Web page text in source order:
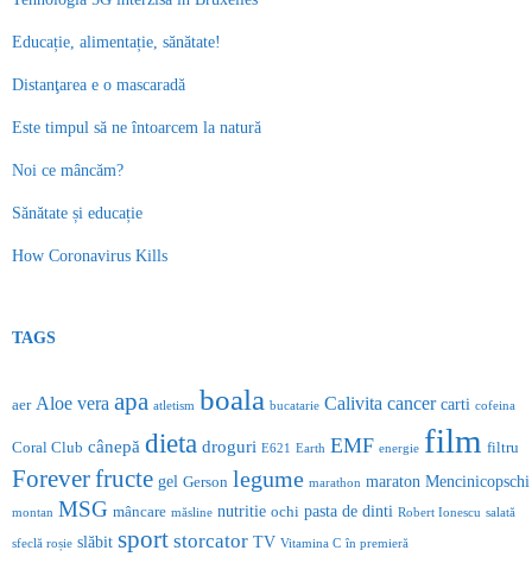
Educație, alimentație, sănătate!
Distanţarea e o mascaradă
Este timpul să ne întoarcem la natură
Noi ce mâncăm?
Sănătate și educație
How Coronavirus Kills
TAGS
aer Aloe vera apa atletism boala bucatarie Calivita cancer carti cofeina
Coral Club cânepă dieta droguri E621 Earth EMF energie film filtru
Foreverfructe gel Gerson legume marathon maraton Mencinicopschi
montan MSG mâncare măsline nutritie ochi pasta de dinti Robert Ionescu salată
sfeclă roșie slăbit sport storcator TV Vitamina C în premieră